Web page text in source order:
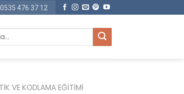
0535 476 37 12
VE KODLAMA EĞITIMI